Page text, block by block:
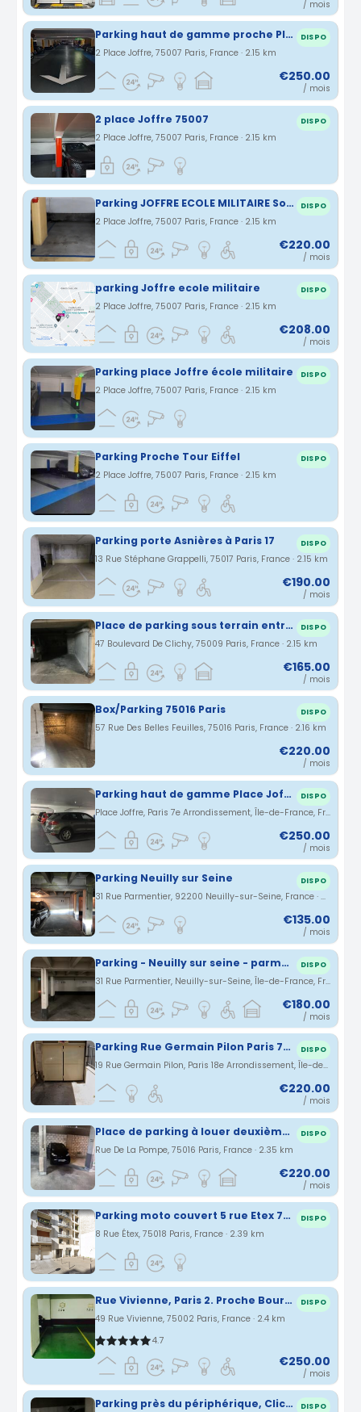
/ mois
Parking haut de gamme proche Place Joffre DISPO
2 Place Joffre, 75007 Paris, France · 2.15 km
€250.00
/ mois
2 place Joffre 75007 DISPO
2 Place Joffre, 75007 Paris, France · 2.15 km
Parking JOFFRE ECOLE MILITAIRE Sous sol -3 DISPO
2 Place Joffre, 75007 Paris, France · 2.15 km
€220.00
/ mois
parking Joffre ecole militaire DISPO
2 Place Joffre, 75007 Paris, France · 2.15 km
€208.00
/ mois
Parking place Joffre école militaire DISPO
2 Place Joffre, 75007 Paris, France · 2.15 km
Parking Proche Tour Eiffel DISPO
2 Place Joffre, 75007 Paris, France · 2.15 km
Parking porte Asnières à Paris 17 DISPO
13 Rue Stéphane Grappelli, 75017 Paris, France · 2.15 km
€190.00
/ mois
Place de parking sous terrain entre blanche et pigalle DISPO
47 Boulevard De Clichy, 75009 Paris, France · 2.15 km
€165.00
/ mois
Box/Parking 75016 Paris DISPO
57 Rue Des Belles Feuilles, 75016 Paris, France · 2.16 km
€220.00
/ mois
Parking haut de gamme Place Joffre DISPO
Place Joffre, Paris 7e Arrondissement, Île-de-France, France · 2.3 km
€250.00
/ mois
Parking Neuilly sur Seine DISPO
31 Rue Parmentier, 92200 Neuilly-sur-Seine, France · 2.33 km
€135.00
/ mois
Parking - Neuilly sur seine - parmentier DISPO
31 Rue Parmentier, Neuilly-sur-Seine, Île-de-France, France · 2.33 km
€180.00
/ mois
Parking Rue Germain Pilon Paris 75018 DISPO
19 Rue Germain Pilon, Paris 18e Arrondissement, Île-de-France, France · 2.35 km
€220.00
/ mois
Place de parking à louer deuxième sous-sol pour voiture citadine DISPO
Rue De La Pompe, 75016 Paris, France · 2.35 km
€220.00
/ mois
Parking moto couvert 5 rue Etex 75018 Paris DISPO
8 Rue Étex, 75018 Paris, France · 2.39 km
Rue Vivienne, Paris 2. Proche Bourse et Grands Boulevards DISPO
49 Rue Vivienne, 75002 Paris, France · 2.4 km
4.7
€250.00
/ mois
Parking près du périphérique, Clichy/barrière 17eme DISPO